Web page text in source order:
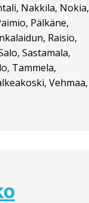
Nakkila, Nokia,
Pälkäne,
Raisio,
Sastamala,
Tammela,
Vehmaa,